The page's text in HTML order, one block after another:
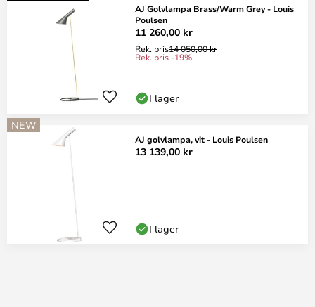
AJ Golvlampa Brass/Warm Grey - Louis
Poulsen
11 260,00 kr
Rek. pris14 050,00 kr
Rek. pris -19%
I lager
NEW
AJ golvlampa, vit - Louis Poulsen
13 139,00 kr
I lager